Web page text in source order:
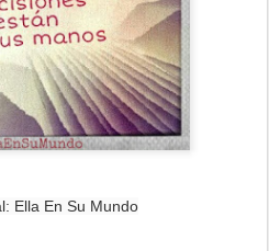
Ella En Su Mundo